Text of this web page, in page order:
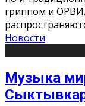
гриппом и ОРВИ.
Новости
Музыка